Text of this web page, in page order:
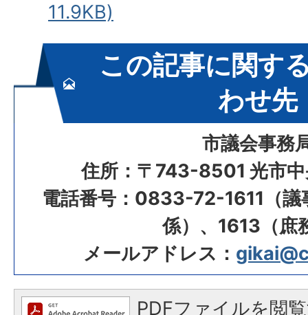
11.9KB)
この記事に関す
わせ先
市議会事務
住所：〒743-8501 光市中
電話番号：0833-72-1611（議
係）、1613（庶
メールアドレス：
PDFファイルを閲